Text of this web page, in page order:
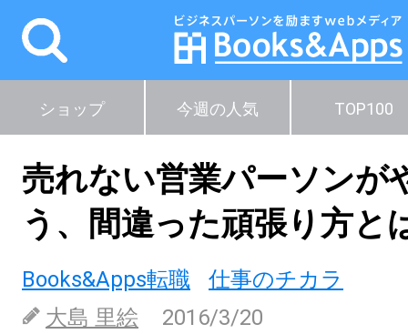
ショップ 今週の人気 TOP100
売れない営業パーソンが
う、間違った頑張り方と
Books&Apps転職
仕事のチカラ
大島 里絵
2016/3/20